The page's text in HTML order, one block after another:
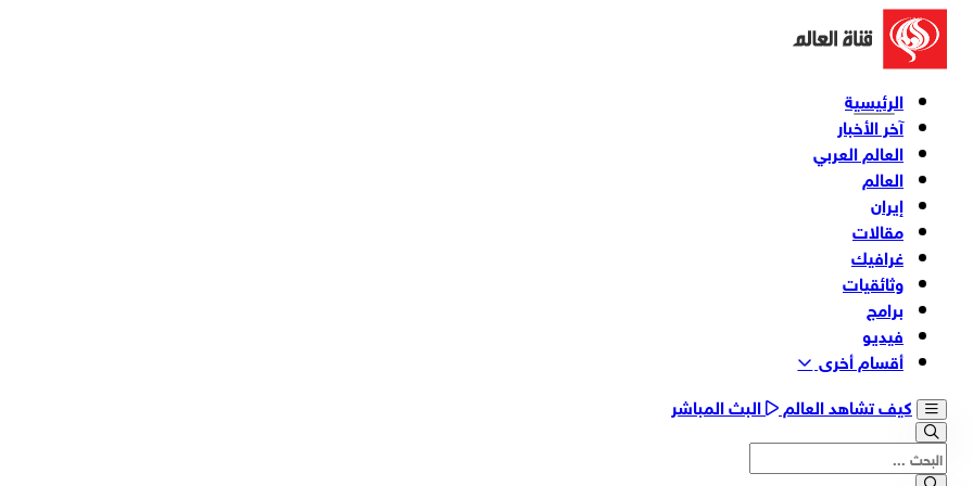
الرئيسية
آخر الأخبار
العالم العربي
العالم
إيران
مقالات
غرافيك
وثائقیات
برامج
فیدیو
أقسام أخری
كيف تشاهد العالم
البث المباشر